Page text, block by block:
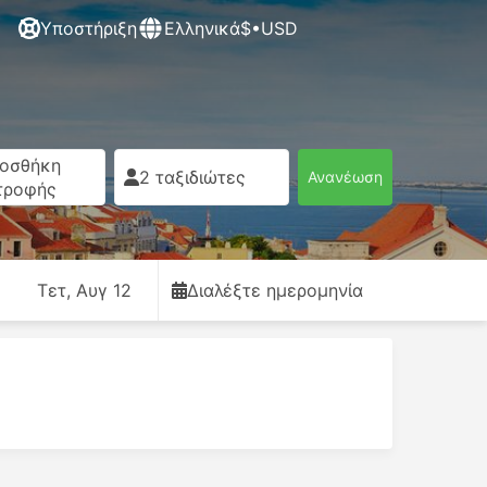
Υποστήριξη Ελληνικά$•USD
2 ταξιδιώτες Ανανέωση
Τετ, Αυγ 12 Διαλέξτε ημερομηνία